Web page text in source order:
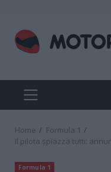
content
PRIMARY
MENU
Home
Formula 1
Il pilota spiazza tutti:
Formula 1